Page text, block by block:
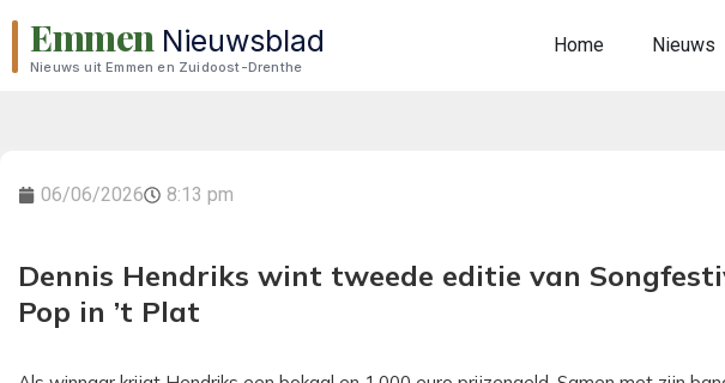
Emmen Nieuwsblad
Nieuws uit Emmen en Zuidoost-Drenthe
Home Nieuws
06/06/2026 8:13 pm
Dennis Hendriks wint tweede editie van
Pop in ’t Plat